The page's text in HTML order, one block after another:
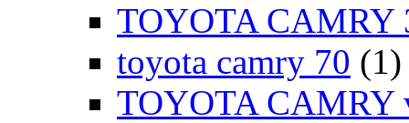
TOYOTA CAMRY
toyota camry 70 (1)
TOYOTA CAMRY